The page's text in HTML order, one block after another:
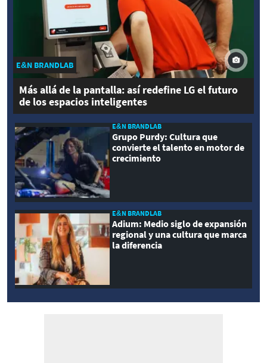
E&N BRANDLAB
Más allá de la pantalla: así redefine LG el futuro
de los espacios inteligentes
E&N BRANDLAB
Grupo Purdy: Cultura que
convierte el talento en motor de
crecimiento
E&N BRANDLAB
Adium: Medio siglo de expansión
regional y una cultura que marca
la diferencia